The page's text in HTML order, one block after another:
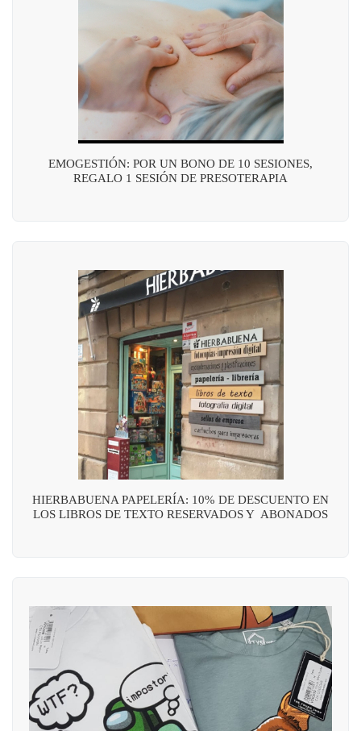
EMOGESTIÓN: POR UN BONO DE 10 SESIONES,
REGALO 1 SESIÓN DE PRESOTERAPIA
HIERBABUENA PAPELERÍA: 10% DE DESCUENTO EN
LOS LIBROS DE TEXTO RESERVADOS Y ABONADOS